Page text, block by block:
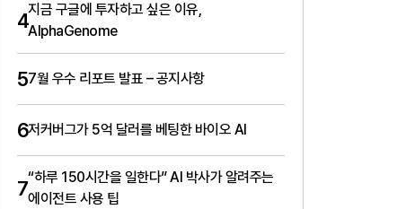
4지금 구글에 투자하고 싶은 이유,
AlphaGenome
57월 우수 리포트 발표 – 공지사항
6저커버그가 5억 달러를 베팅한 바이오 AI
7“하루 150시간을 일한다” AI 박사가 알려주는
에이전트 사용 팁